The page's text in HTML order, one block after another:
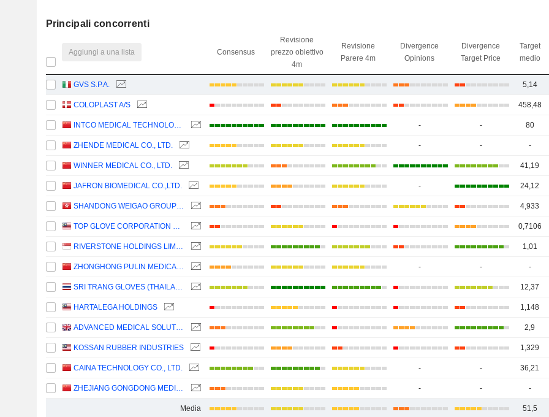
Principali concorrenti
Aggiungi a una lista Consensus
Revisione
prezzo obiettivo
4m
Revisione
Parere 4m
Divergence
Opinions
Divergence
Target Price
Target
medio
GVS S.P.A. 5,14
COLOPLAST A/S 458,48
INTCO MEDICAL TECHNOLOGY CO., LTD. - - 80
ZHENDE MEDICAL CO., LTD. - - -
WINNER MEDICAL CO., LTD. 41,19
JAFRON BIOMEDICAL CO.,LTD. - 24,12
SHANDONG WEIGAO GROUP MEDICAL POLYMER COMPANY LIMITED 4,933
TOP GLOVE CORPORATION BHD. 0,7106
RIVERSTONE HOLDINGS LIMITED 1,01
ZHONGHONG PULIN MEDICAL PRODUCTS CO., LTD. - - -
SRI TRANG GLOVES (THAILAND) 12,37
HARTALEGA HOLDINGS 1,148
ADVANCED MEDICAL SOLUTIONS GROUP PLC 2,9
KOSSAN RUBBER INDUSTRIES 1,329
CAINA TECHNOLOGY CO., LTD. - - 36,21
ZHEJIANG GONGDONG MEDICAL TECHNOLOGY CO., LTD. - - -
Media 51,5